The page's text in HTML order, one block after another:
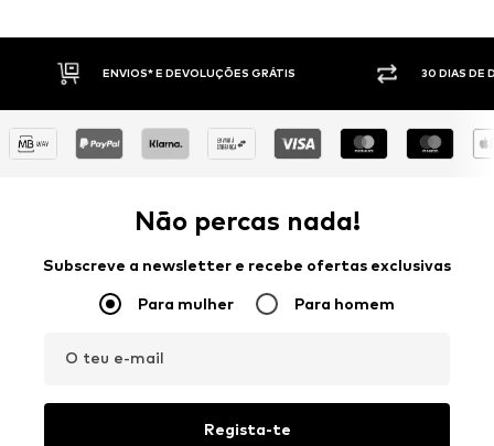
ENVIOS* E DEVOLUÇÕES GRÁTIS 30 DIAS DE
Não percas nada!
Subscreve a newsletter e recebe ofertas exclusivas
Para mulher Para homem
O teu e-mail
Regista-te